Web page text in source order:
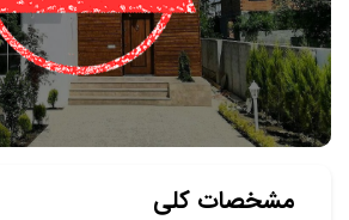
مشخصات کلی